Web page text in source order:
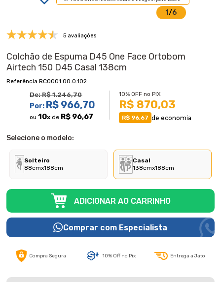
1/6
5 avaliações
Colchão de Espuma D45 One Face Ortobom
Airtech 150 D45 Casal 138cm
RC0001.00.0.102
De:R$ 1.246,70
Por: R$ 966,70
ou10x de R$ 96,67
10% OFF no PIX
R$ 870,03
R$ 96,67 de economia
Selecione o modelo:
Solteiro
88cmx188cm
Casal
138cmx188cm
ADICIONAR AO CARRINHO
Comprar com Especialista
Compra Segura 10% Off no Pix Entrega a Jato